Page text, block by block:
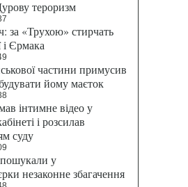
тероризм
за «Трухою» стирчать
і Єрмака
частини примусив
йому маєток
інтимне відео у
і розсилав
суду
у
незаконне збагачення